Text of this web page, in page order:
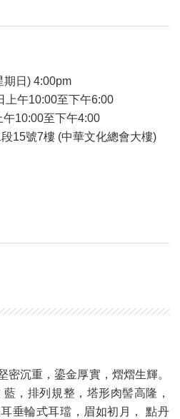
期日) 4:00pm
上午10:00至下午6:00
10:00至下午4:00
15號7樓 (中華文化總會大樓)
密沉重，鎏金厚實，熠熠生輝。
，排列規整，塔形肉髻高隆，
垂輪式耳璫，眉如初月， 點丹